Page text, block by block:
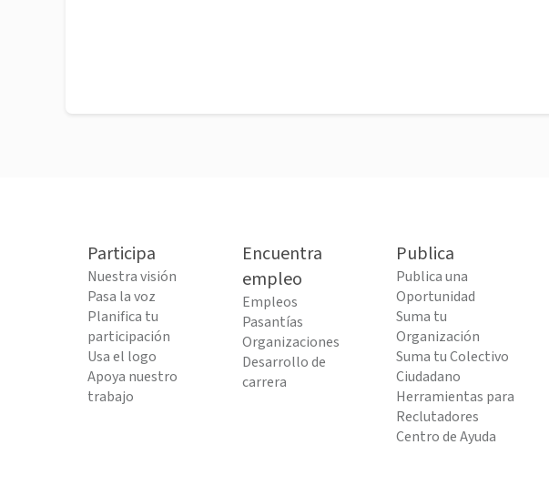
Participa
Nuestra visión
Pasa la voz
Planifica tu
participación
Usa el logo
Apoya nuestro
trabajo
Encuentra
empleo
Empleos
Pasantías
Organizaciones
Desarrollo de
carrera
Publica
Publica una
Oportunidad
Suma tu
Organización
Suma tu Colectivo
Ciudadano
Herramientas para
Reclutadores
Centro de Ayuda